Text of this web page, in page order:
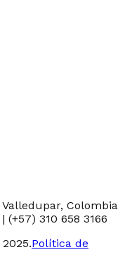
Colombia
(+57) 310 658 3166
Política de